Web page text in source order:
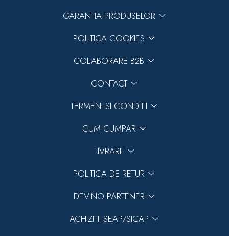
GARANTIA PRODUSELOR
POLITICA COOKIES
COLABORARE B2B
CONTACT
TERMENI SI CONDITII
CUM CUMPAR
LIVRARE
POLITICA DE RETUR
DEVINO PARTENER
ACHIZITII SEAP/SICAP